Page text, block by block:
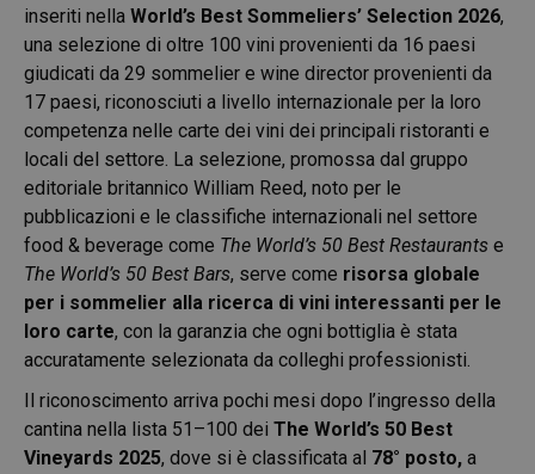
inseriti nella World’s Best Sommeliers’ Selection 2026,
una selezione di oltre 100 vini provenienti da 16 paesi
giudicati da 29 sommelier e wine director provenienti da
17 paesi, riconosciuti a livello internazionale per la loro
competenza nelle carte dei vini dei principali ristoranti e
locali del settore. La selezione, promossa dal gruppo
editoriale britannico William Reed, noto per le
pubblicazioni e le classifiche internazionali nel settore
food & beverage come The World’s 50 Best Restaurants e
The World’s 50 Best Bars, serve come risorsa globale
per i sommelier alla ricerca di vini interessanti per le
loro carte, con la garanzia che ogni bottiglia è stata
accuratamente selezionata da colleghi professionisti.
Il riconoscimento arriva pochi mesi dopo l’ingresso della
cantina nella lista 51–100 dei The World’s 50 Best
Vineyards 2025, dove si è classificata al 78° posto, a